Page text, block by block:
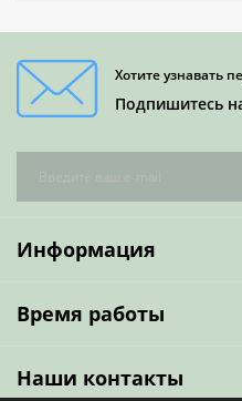
Хотите узнавать
Подпишитесь
Информация
Время работы
Наши контакты